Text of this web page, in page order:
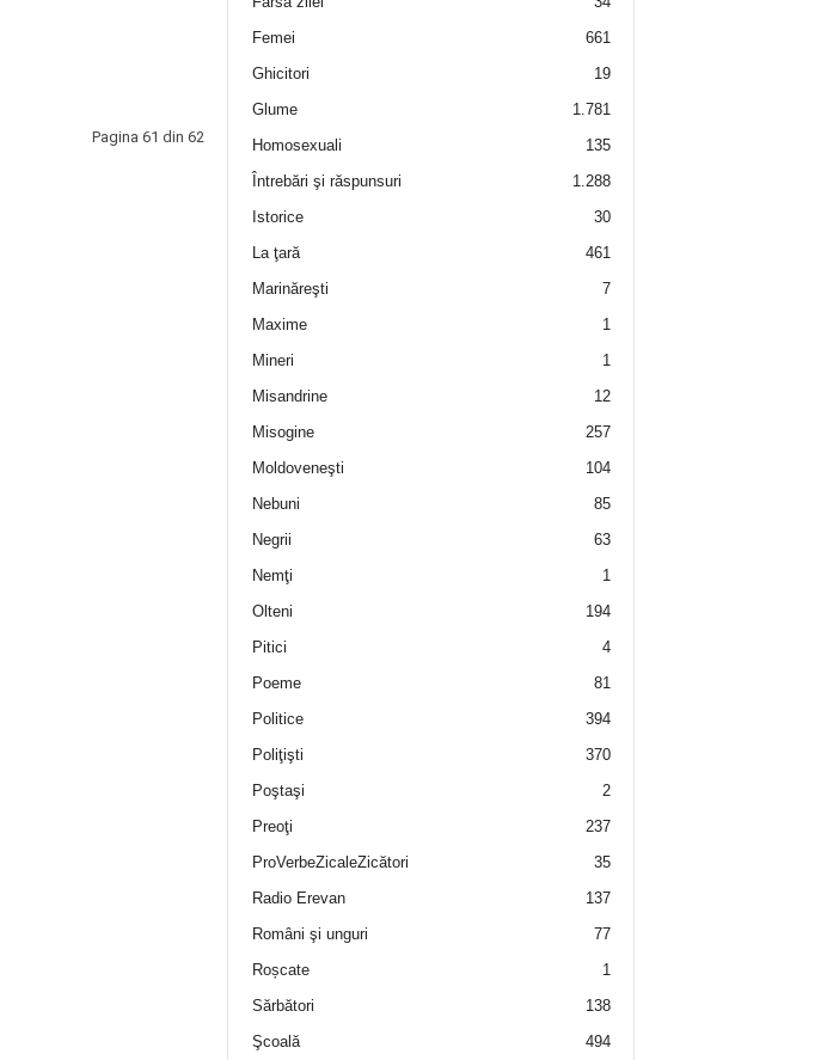
Pagina 61 din 62
Femei
661
Ghicitori
19
Glume
1.781
Homosexuali
135
Întrebări şi răspunsuri
1.288
Istorice
30
La ţară
461
Marinăreşti
7
Maxime
1
Mineri
1
Misandrine
12
Misogine
257
Moldoveneşti
104
Nebuni
85
Negrii
63
Nemţi
1
Olteni
194
Pitici
4
Poeme
81
Politice
394
Poliţişti
370
Poştaşi
2
Preoţi
237
ProVerbeZicaleZicători
35
Radio Erevan
137
Români şi unguri
77
Roșcate
1
Sărbători
138
Şcoală
494